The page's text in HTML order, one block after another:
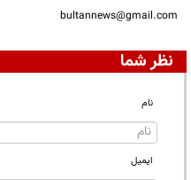
bultannews@gmail.com
نظر شما
نام
ایمیل